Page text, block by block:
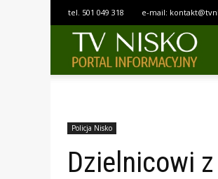
tel. 501 049 318 e-mail:
Policja Nisko
Dzielnicowi